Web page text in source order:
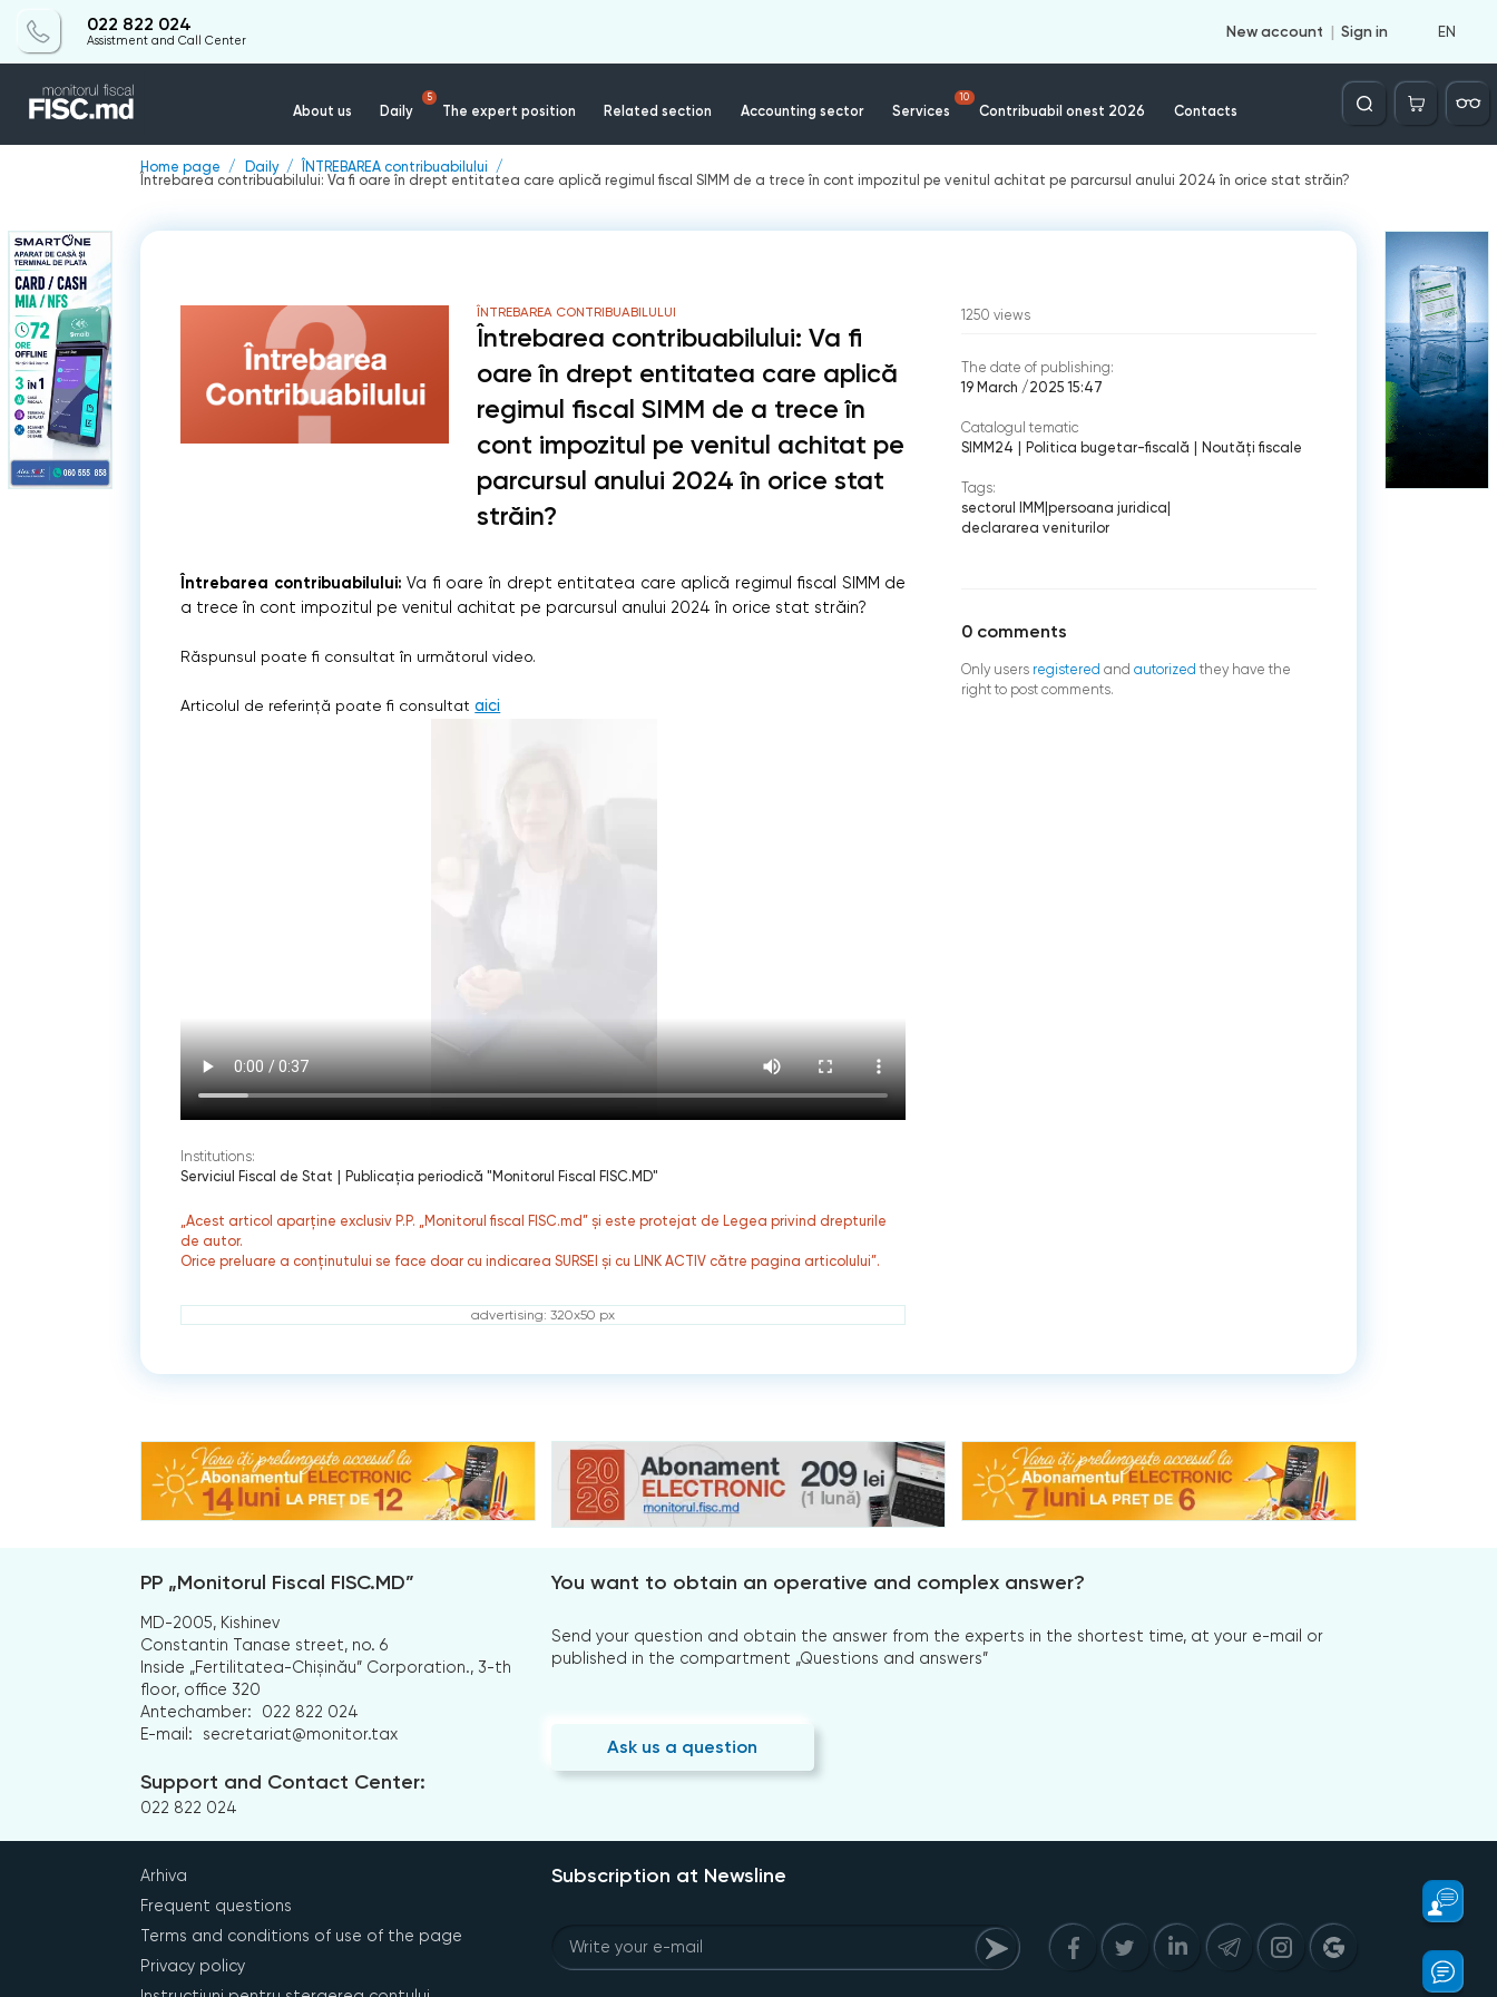
022 822 024
Assistment and Call Center
New account Sign in EN
About us Daily
5
The expert position Related section Accounting sector Services
10
Contribuabil onest 2026 Contacts
Căutare
Home page Daily
ÎNTREBAREA contribuabilului
Întrebarea contribuabilului: Va fi oare în drept entitatea care aplică regimul fiscal SIMM de a trece în cont impozitul pe venitul achitat pe parcursul anului 2024 în orice stat străin?
ÎNTREBAREA CONTRIBUABILULUI
Întrebarea contribuabilului: Va fi
oare în drept entitatea care aplică
regimul fiscal SIMM de a trece în
cont impozitul pe venitul achitat pe
parcursul anului 2024 în orice stat
străin?
Întrebarea contribuabilului:Va fi oare în drept entitatea care aplică regimul fiscal SIMM de
a trece în cont impozitul pe venitul achitat pe parcursul anului 2024 în orice stat străin?
Răspunsul poate fi consultat în următorul video.
Articolul de referință poate fi consultataici
Institutions:
Serviciul Fiscal de Stat | Publicaţia periodică "Monitorul Fiscal FISC.MD"
„Acest articol aparține exclusiv P.P. „Monitorul fiscal FISC.md” și este protejat de Legea privind drepturile
de autor.
Orice preluare a conținutului se face doar cu indicarea SURSEI și cu LINK ACTIV către pagina articolului”.
advertising: 320x50 px
1250 views
The date of publishing:
19 March /2025 15:47
Catalogul tematic
SIMM24
Politica bugetar-fiscală Noutăți fiscale
Tags:
sectorul IMM persoana juridica
declararea veniturilor
0 comments
Only users registered and autorized they have the
right to post comments.
PP „Monitorul Fiscal FISC.MD”
MD-2005, Kishinev
Constantin Tanase street, no. 6
Inside „Fertilitatea-Chișinău” Corporation., 3-th
floor, office 320
Antechamber:
022 822 024
E-mail:
secretariat@monitor.tax
Support and Contact Center:
022 822 024
You want to obtain an operative and complex answer?
Send your question and obtain the answer from the experts in the shortest time, at your e-mail or
published in the compartment „Questions and answers”
Ask us a question
Arhiva
Frequent questions
Terms and conditions of use of the page
Privacy policy
Subscription at Newsline